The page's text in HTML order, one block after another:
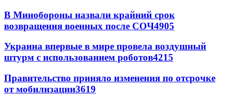
В Минобороны назвали крайний срок
возвращения военных после СОЧ4905
Украина впервые в мире провела воздушный
штурм с использованием роботов4215
Правительство приняло изменения по отсрочке
от мобилизации3619